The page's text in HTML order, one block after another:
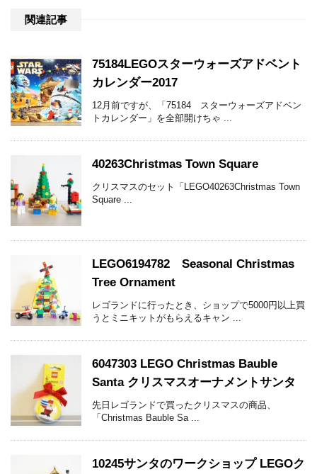
関連記事
75184LEGOスターウォーズアドベント
カレンダー2017
12月前ですが、「75184 スターウォーズアドベン
トカレンダー」を全部開けちゃ ...
40263Christmas Town Square
クリスマスのセット「LEGO40263Christmas Town
Square ...
LEGO6194782 Seasonal Christmas
Tree Ornament
レゴランドに行ったとき、ショップで5000円以上買
うとミニキットがもらえるキャン ...
6047303 LEGO Christmas Bauble
Santa クリスマスオーナメントサンタ
先日レゴランドで買ったクリスマスの商品、
「Christmas Bauble Sa ...
10245サンタのワークショップ LEGOク